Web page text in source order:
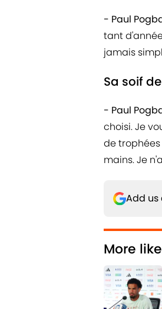
- Paul
tant
jamais
Sa soif
- Paul
choisi. Je
de
mains. Je
Add us
More